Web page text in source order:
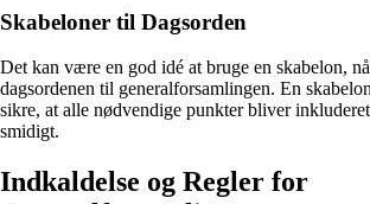
Skabeloner til Dagsorden
Det kan være en god idé at bruge en skabelon,
dagsordenen til generalforsamlingen. En
sikre, at alle nødvendige punkter bliver
smidigt.
Indkaldelse og Regler for